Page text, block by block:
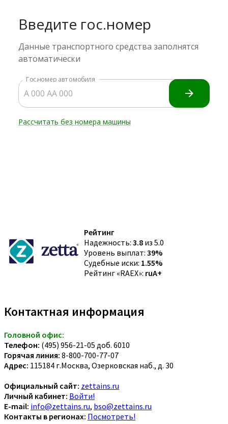
Рейтинг
Надежность: 3.8 из 5.0
Уровень выплат: 39%
Судебные иски: 1.55%
Рейтинг «RAEX»: ruA+
Контактная информация
Головной офис:
Телефон: (495) 956-21-05 доб. 6010
Горячая линия: 8-800-700-77-07
Адрес: 115184 г.Москва, Озерковская наб., д. 30
Официальный сайт: zettains.ru
Личный кабинет: Войти!
E-mail: info@zettains.ru, bso@zettains.ru
Контакты в регионах: Посмотреть!